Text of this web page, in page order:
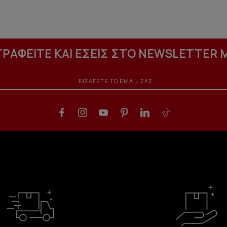
ΚΑΙ ΕΣΕΙΣ ΣΤΟ NEWSLETTER